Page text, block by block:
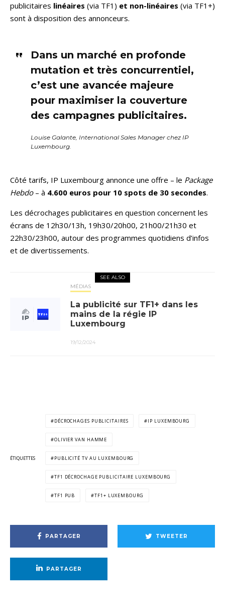
publicitaires linéaires (via TF1) et non-linéaires (via TF1+)
sont à disposition des annonceurs.
Dans un marché en profonde
mutation et très concurrentiel,
c’est une avancée majeure
pour maximiser la couverture
des campagnes publicitaires.
Louise Galante, International Sales Manager chez IP
Luxembourg.
Côté tarifs, IP Luxembourg annonce une offre – le Package
Hebdo– à 4.600 euros pour 10 spots de 30 secondes.
Les décrochages publicitaires en question concernent les
écrans de 12h30/13h, 19h30/20h00, 21h00/21h30 et
22h30/23h00, autour des programmes quotidiens d’infos
et de divertissements.
SEE ALSO
MÉDIAS
La publicité sur TF1+ dans les
mains de la régie IP
Luxembourg
19/12/2024
ÉTIQUETTES
DÉCROCHAGES PUBLICITAIRES IP LUXEMBOURG
OLIVIER VAN HAMME
PUBLICITÉ TV AU LUXEMBOURG
TF1 DÉCROCHAGE PUBLICITAIRE LUXEMBOURG
TF1 PUB TF1+ LUXEMBOURG
PARTAGER TWEETER
PARTAGER